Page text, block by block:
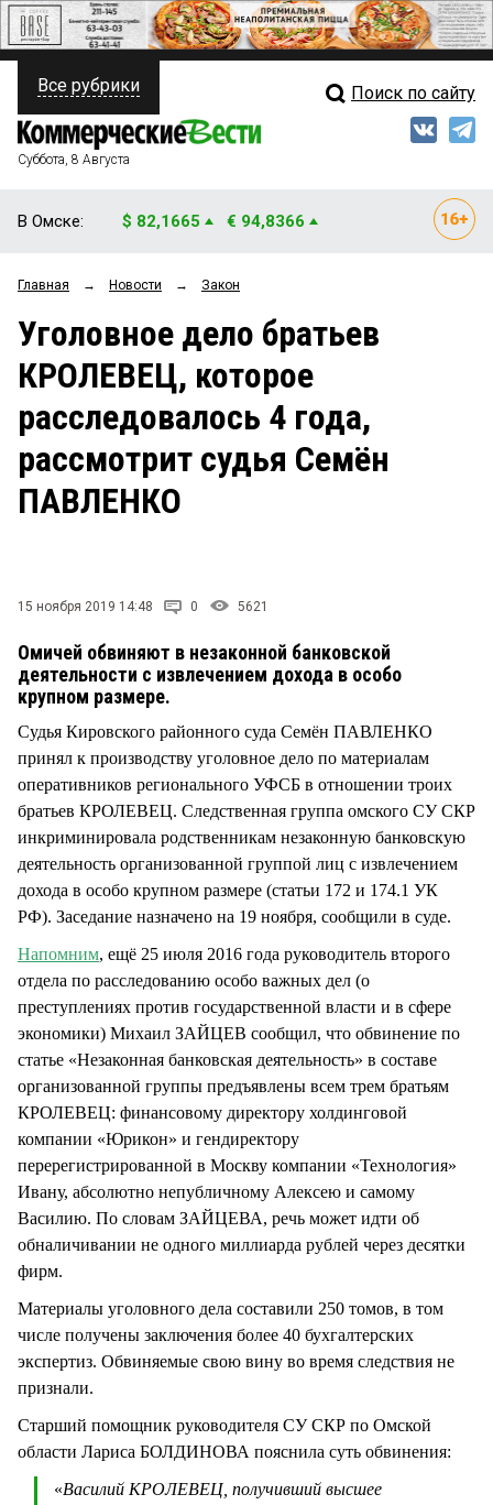
ПОЛИТИКА
ФИНАНСЫ
ОБЩЕСТВО
ЗАКОН
НОВОСТИ КОМПАНИЙ
СТИЛЬ ЖИЗНИ
Свежий выпуск
Рейтинги
Блоги
Архив
Все рубрики Поиск по сайту
Суббота, 8 Августа
В Омске: $ 82,1665 € 94,8366
Главная → Новости → Закон
Уголовное дело братьев
КРОЛЕВЕЦ, которое
расследовалось 4 года,
рассмотрит судья Семён
ПАВЛЕНКО
15 ноября 2019 14:48 0 5621
Омичей обвиняют в незаконной банковской
деятельности с извлечением дохода в особо
крупном размере.
Судья Кировского районного суда Семён ПАВЛЕНКО
принял к производству уголовное дело по материалам
оперативников регионального УФСБ в отношении троих
братьев КРОЛЕВЕЦ. Следственная группа омского СУ СКР
инкриминировала родственникам незаконную банковскую
деятельность организованной группой лиц с извлечением
дохода в особо крупном размере (статьи 172 и 174.1 УК
РФ). Заседание назначено на 19 ноября, сообщили в суде.
Напомним, ещё 25 июля 2016 года руководитель второго
отдела по расследованию особо важных дел (о
преступлениях против государственной власти и в сфере
экономики) Михаил ЗАЙЦЕВ сообщил, что обвинение по
статье «Незаконная банковская деятельность» в составе
организованной группы предъявлены всем трем братьям
КРОЛЕВЕЦ: финансовому директору холдинговой
компании «Юрикон» и гендиректору
перерегистрированной в Москву компании «Технология»
Ивану, абсолютно непубличному Алексею и самому
Василию. По словам ЗАЙЦЕВА, речь может идти об
обналичивании не одного миллиарда рублей через десятки
фирм.
Материалы уголовного дела составили 250 томов, в том
числе получены заключения более 40 бухгалтерских
экспертиз. Обвиняемые свою вину во время следствия не
признали.
Старший помощник руководителя СУ СКР по Омской
области Лариса БОЛДИНОВА пояснила суть обвинения:
«Василий КРОЛЕВЕЦ, получивший высшее